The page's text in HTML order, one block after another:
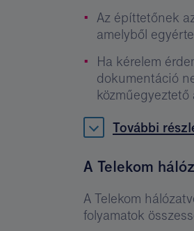
Az építtetőnek
amelyből
Ha kérelem
dokumentáció
További
A Telekom
A Telekom
folyamatok